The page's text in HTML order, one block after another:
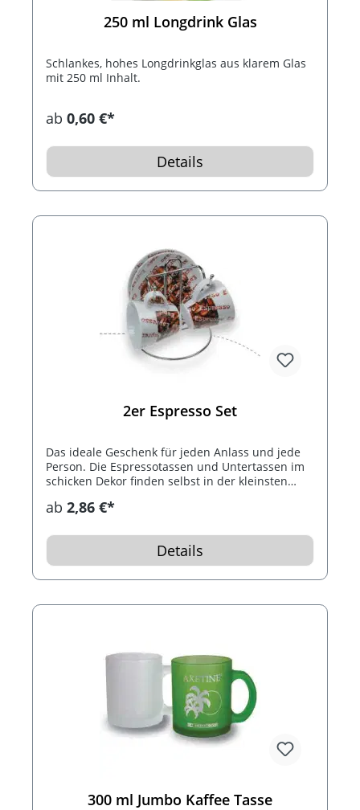
250 ml Longdrink Glas
Schlankes, hohes Longdrinkglas aus klarem Glas
mit 250 ml Inhalt.
ab 0,60 €*
Details
2er Espresso Set
Das ideale Geschenk für jeden Anlass und jede
Person. Die Espressotassen und Untertassen im
schicken Dekor finden selbst in der kleinsten
sie Jedermanns Geschmack. Einzeln verpackt im
ab 2,86 €*
Details
300 ml Jumbo Kaffee Tasse